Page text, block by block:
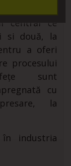
central ce
si două, la
a oferi
procesului
sunt
cu
la
în industria